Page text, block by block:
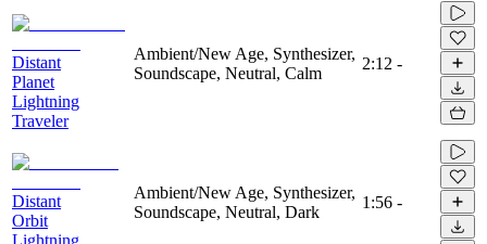
Distant
Planet
Lightning
Traveler
Ambient/New Age, Synthesizer,
Soundscape, Neutral, Calm
2:12 -
Distant
Orbit
Lightning
Ambient/New Age, Synthesizer,
Soundscape, Neutral, Dark
1:56 -